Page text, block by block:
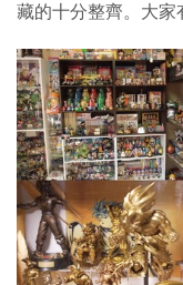
藏的十分整齊。大家